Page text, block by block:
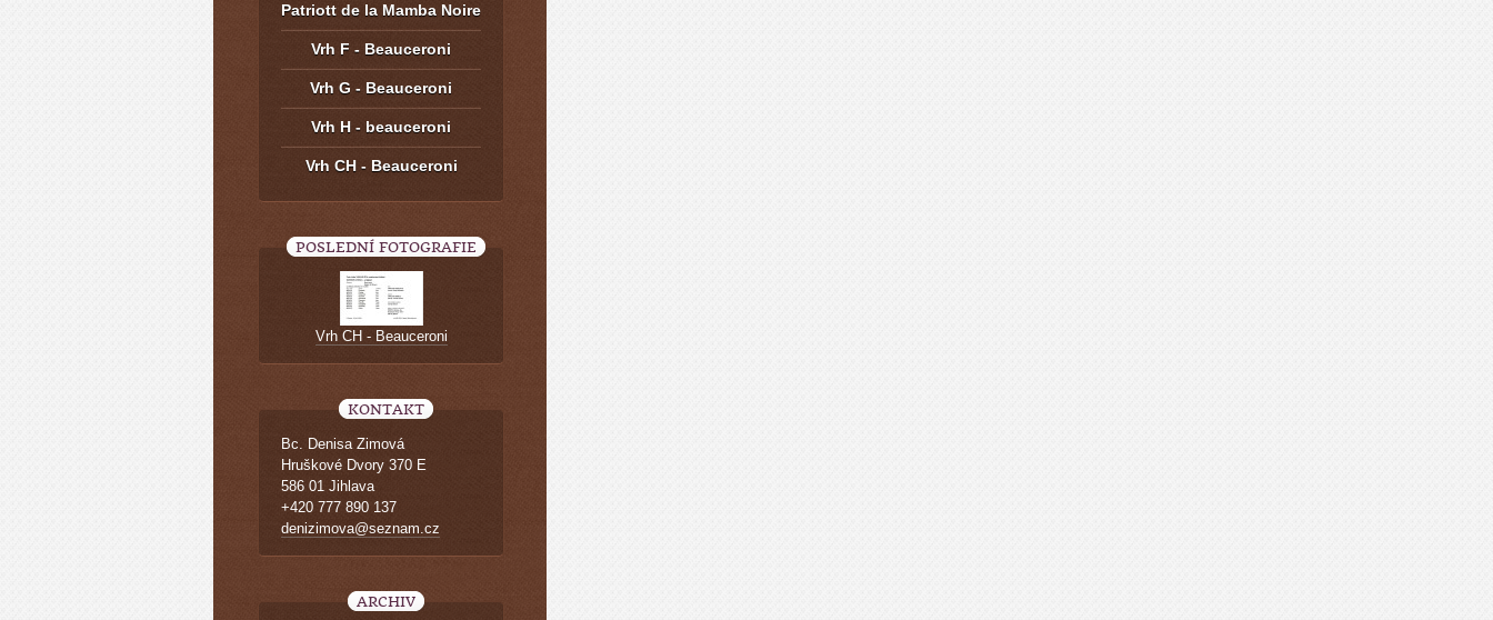
Patriott de la Mamba Noire
Vrh F - Beauceroni
Vrh G - Beauceroni
Vrh H - beauceroni
Vrh CH - Beauceroni
POSLEDNÍ FOTOGRAFIE
Vrh CH - Beauceroni
KONTAKT
Bc. Denisa Zimová
Hruškové Dvory 370 E
586 01 Jihlava
+420 777 890 137
denizimova@seznam.cz
ARCHIV